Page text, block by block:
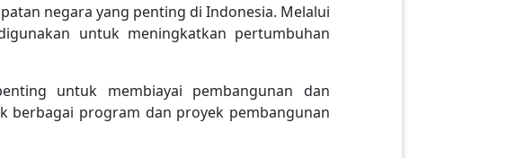
negara yang penting di Indonesia. Melalui
untuk meningkatkan pertumbuhan
untuk membiayai pembangunan dan
berbagai program dan proyek pembangunan